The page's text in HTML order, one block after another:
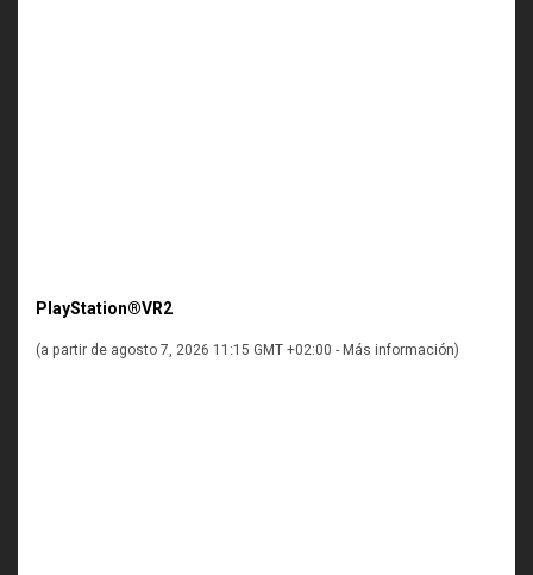
PlayStation®VR2
(a partir de agosto 7, 2026 11:15 GMT +02:00 - Más información)